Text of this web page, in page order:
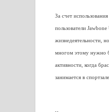
За счет
пользователи
жизнедеятельности,
многом этому нужно
активности, когда
занимается в